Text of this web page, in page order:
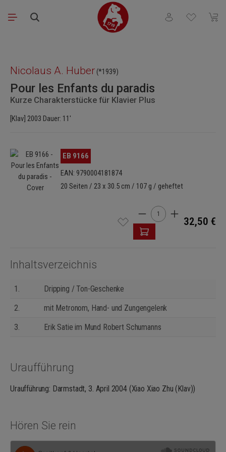
Zum Hauptinhalt springen
Du hast 0
Nicolaus A. Huber (*1939)
Pour les Enfants du paradis
Kurze Charakterstücke für Klavier Plus
[Klav] 2003 Dauer: 11'
Bildergalerie überspringen
EB 9166
EAN: 9790004181874
20 Seiten / 23 x 30.5 cm / 107 g / geheftet
Produkt Anzahl: Gib
32,50 €
Inhaltsverzeichnis
1.
Dripping / Ton-Geschenke
2.
mit Metronom, Hand- und Zungengelenk
3.
Erik Satie im Mund Robert Schumanns
Uraufführung
Uraufführung: Darmstadt, 3. April 2004 (Xiao Xiao Zhu (Klav))
Hören Sie rein